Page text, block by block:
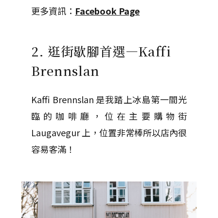
更多資訊： Facebook Page
2. 逛街歇腳首選—Kaffi
Brennslan
Kaffi Brennslan 是我踏上冰島第一間光
臨的咖啡廳，位在主要購物街
Laugavegur 上，位置非常棒所以店內很
容易客滿！